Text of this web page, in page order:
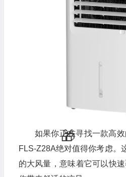
如果你正在寻找一款高
FLS-Z28A绝对值得你考虑。
的大风量，意味着它可以快